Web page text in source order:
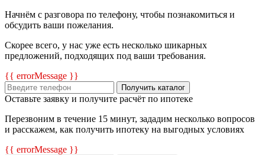
Начнём с разговора по телефону, чтобы познакомиться и
обсудить ваши пожелания.
Скорее всего, у нас уже есть несколько шикарных
предложений, подходящих под ваши требования.
{{ errorMessage }}
Получить каталог
Оставьте заявку и получите расчёт по ипотеке
Перезвоним в течение 15 минут, зададим несколько вопросов
и расскажем, как получить ипотеку на выгодных условиях
{{ errorMessage }}